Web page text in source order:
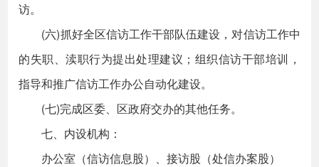
访。
(六)抓好全区信访工作干部队伍建设，对信访工作中
的失职、渎职行为提出处理建议；组织信访干部培训，
指导和推广信访工作办公自动化建设。
(七)完成区委、区政府交办的其他任务。
七、内设机构：
办公室（信访信息股）、接访股（处信办案股）